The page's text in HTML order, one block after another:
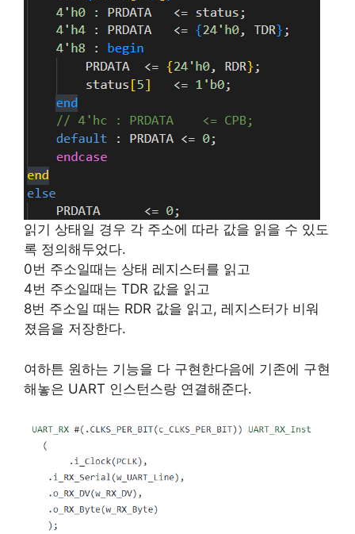
읽기 상태일 경우 각 주소에 따라 값을 읽을 수 있도
록 정의해두었다.
0번 주소일때는 상태 레지스터를 읽고
4번 주소일때는 TDR 값을 읽고
8번 주소일 때는 RDR 값을 읽고, 레지스터가 비워
졌음을 저장한다.
여하튼 원하는 기능을 다 구현한다음에 기존에 구현
해놓은 UART 인스턴스랑 연결해준다.